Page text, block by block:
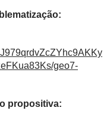
geo7-
propositiva: